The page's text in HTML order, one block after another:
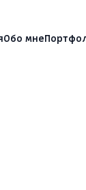
Vtiger
Обо мне